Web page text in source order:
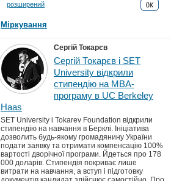
розширений
Міркування
Сергій Токарєв
Сергій Токарєв і SET
University відкрили
стипендію на MBA-
програму в UC Berkeley
Haas
SET University і Tokarev Foundation відкрили
стипендію на навчання в Берклі. Ініціатива
дозволить будь-якому громадянину України
подати заявку та отримати компенсацію 100%
вартості дворічної програми. Йдеться про 178
000 доларів. Стипендія покриває лише
витрати на навчання, а вступ і підготовку